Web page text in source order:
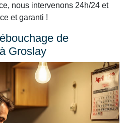
nous intervenons 24h/24 et
et garanti !
de
Groslay